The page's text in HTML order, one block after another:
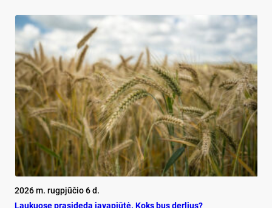
2026 m. rugpjūčio 6 d.
Lau­kuo­se pra­si­de­da ja­vapjūtė. Koks bus der­lius?